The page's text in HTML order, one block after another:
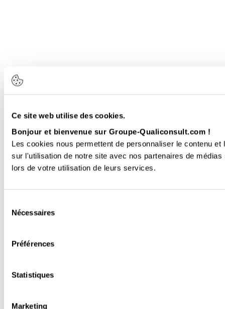
Ce site web utilise des cookies.
Bonjour et bienvenue sur Groupe-Qualiconsult.com !
Les cookies nous permettent de personnaliser le contenu
sur l'utilisation de notre site avec nos partenaires de
lors de votre utilisation de leurs services.
Nécessaires
Préférences
Statistiques
Marketing